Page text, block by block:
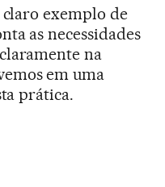
claro exemplo de
as necessidades
na
em uma
prática.